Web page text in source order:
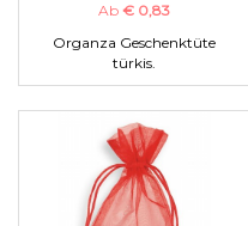
Ab € 0,83
Organza Geschenktüte
türkis.